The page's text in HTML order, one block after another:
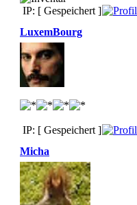
IP: [ Gespeichert ]
LuxemBourg
IP: [ Gespeichert ]
Micha